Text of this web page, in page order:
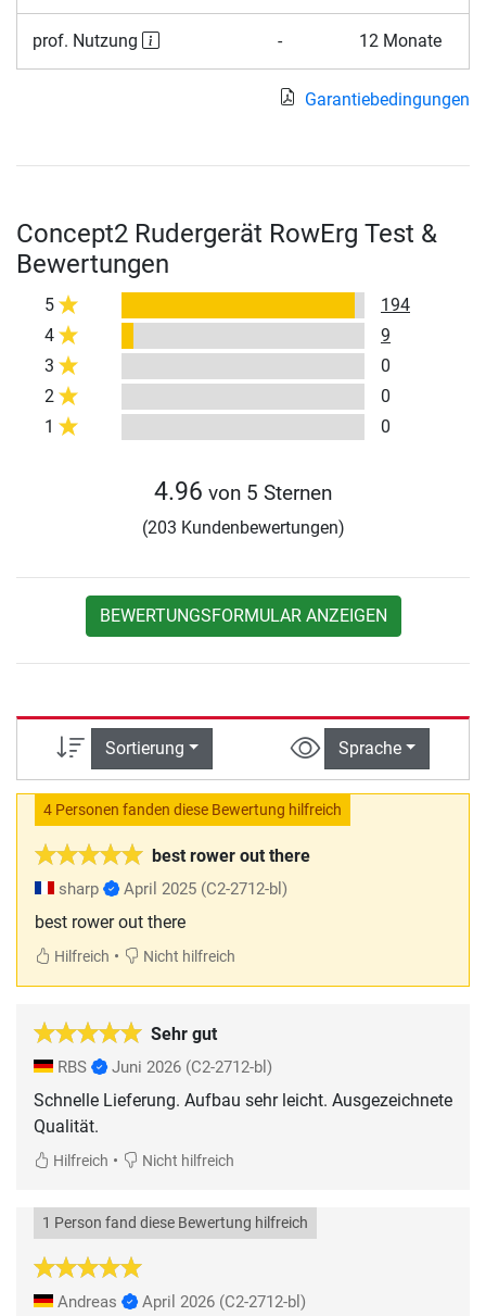
prof. Nutzung - 12 Monate
Garantiebedingungen
Concept2 Rudergerät RowErg Test &
Bewertungen
5
194
4
9
3
0
2
0
1
0
4.96 von 5 Sternen
(203 Kundenbewertungen)
BEWERTUNGSFORMULAR ANZEIGEN
Sortierung Sprache
best rower out there
4 Personen fanden diese Bewertung hilfreich
sharp April 2025 (C2-2712-bl)
best rower out there
Hilfreich • Nicht hilfreich
Sehr gut
RBS Juni 2026 (C2-2712-bl)
Schnelle Lieferung. Aufbau sehr leicht. Ausgezeichnete
Qualität.
Hilfreich • Nicht hilfreich
1 Person fand diese Bewertung hilfreich
Andreas April 2026 (C2-2712-bl)